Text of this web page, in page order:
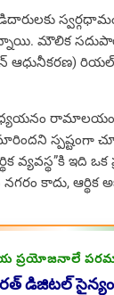
మౌలిక
ఆధునీకరణ)
రామాలయం
స్పష్టంగా
వ్యవస్థ”కి ఇది
కాదు, ఆర్థిక
ప్రయోజనాలే
డిజిటల్